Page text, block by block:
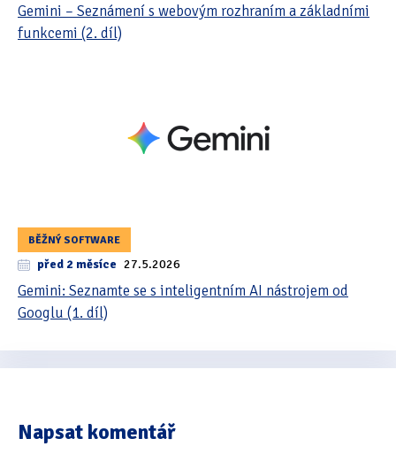
Gemini – Seznámení s webovým rozhraním a základními
funkcemi (2. díl)
BĚŽNÝ SOFTWARE
před 2 měsíce 27.5.2026
Gemini: Seznamte se s inteligentním AI nástrojem od
Googlu (1. díl)
Napsat komentář